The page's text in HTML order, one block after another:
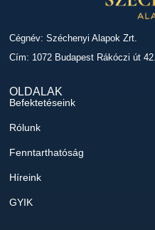
Cégnév: Széchenyi Alapok Zrt.
Cím: 1072 Budapest Rákóczi út
OLDALAK
Befektetéseink
Rólunk
Fenntarthatóság
Híreink
GYIK